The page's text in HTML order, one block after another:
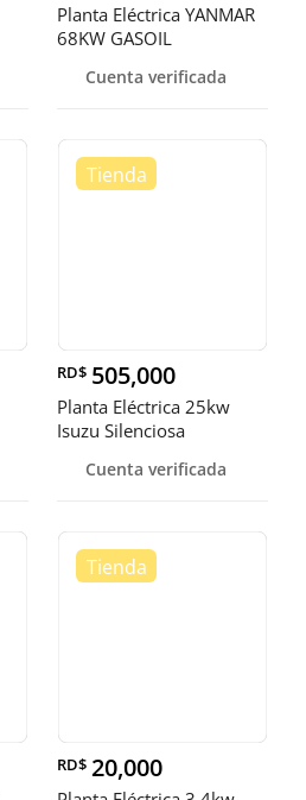
Planta Eléctrica YANMAR
68KW GASOIL
Cuenta verificada
RD$ 505,000
Planta Eléctrica 25kw
Isuzu Silenciosa
Cuenta verificada
RD$ 20,000